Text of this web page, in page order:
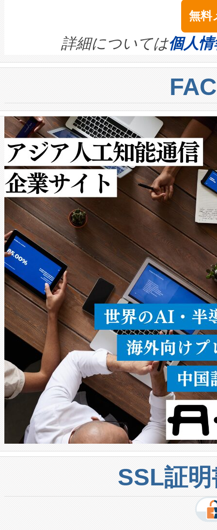
ームを利用すれば、6,000万
きます。この効率性は、フェ
念は、現在データセンターが
ます。 Voltaiq provides a
quality and reliability for AI
BESS stack to ensure battery
centers. Voltaiqは、ai&のAI
からシステム統合、試運転、
クルの各段階のデータを監視
[…]
イズの小径化を実現すること
す。ノーマルモードでは、
ートル先まで検出でき、これ
トに対して約600メートルに
では、反射率10％のターゲッ
で向上し、最大検知距離は
ットだけで最大1キロメート
ルの変電所周囲を監視でき、
作業と点群処理を簡素化でき
Avia 2は、2種類のFOVオプシ
× 80°のノーマルモード、長
ードを切り替えて使用するこ
ることなく、単一のデバイス
うにします。遠距離まで届く
密度なスキャ […]
無料
詳細については個人
SSL証